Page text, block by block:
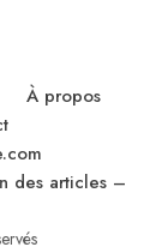
À propos
des articles –